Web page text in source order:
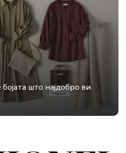
бојата што најдобро ви